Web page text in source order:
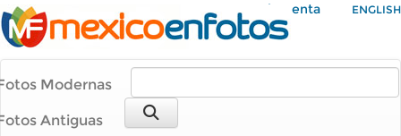
Mi Cuenta ENGLISH
Modernas
Antiguas